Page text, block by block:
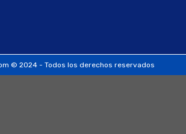
© 2024 - Todos los derechos reservados